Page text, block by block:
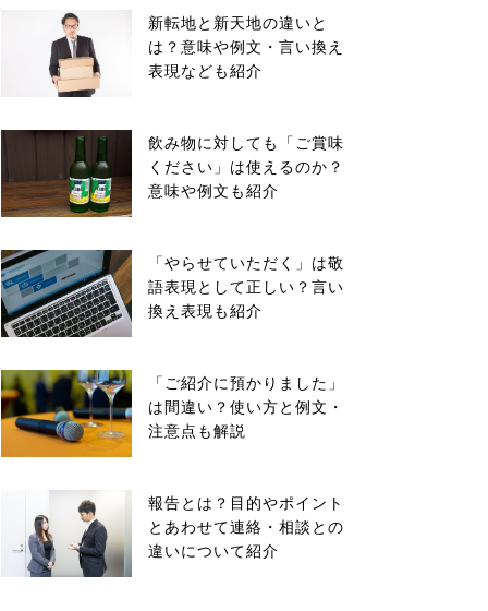
新転地と新天地の違いと
は？意味や例文・言い換え
表現なども紹介
飲み物に対しても「ご賞味
ください」は使えるのか？
意味や例文も紹介
「やらせていただく」は敬
語表現として正しい？言い
換え表現も紹介
「ご紹介に預かりました」
は間違い？使い方と例文・
注意点も解説
報告とは？目的やポイント
とあわせて連絡・相談との
違いについて紹介